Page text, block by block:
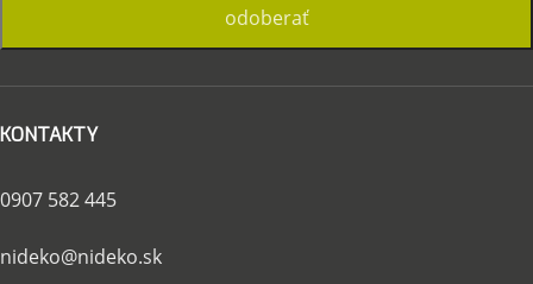
KONTAKTY
0907 582 445
nideko@nideko.sk